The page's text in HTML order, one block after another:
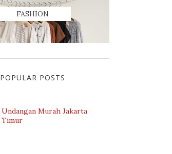
FASHION
POPULAR POSTS
Undangan Murah Jakarta
Timur